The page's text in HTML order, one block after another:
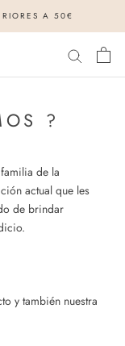
A 50€
?
de la
actual que les
de brindar
y también nuestra